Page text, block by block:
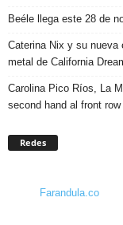
Beéle llega este 28 de
Caterina Nix y su nueva
metal de California
Carolina Pico Ríos, La
second hand al front
Redes
Farandula.co